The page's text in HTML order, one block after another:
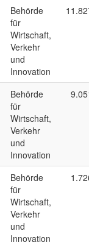
Behörde
für
Wirtschaft,
Verkehr
und
Innovation
Behörde
für
Wirtschaft,
Verkehr
und
Innovation
Behörde
für
Wirtschaft,
Verkehr
und
Innovation